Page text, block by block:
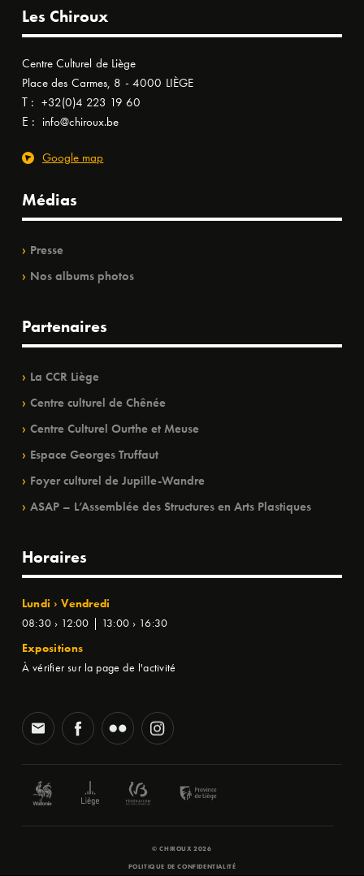
Les Chiroux
Centre Culturel de Liège
Place des Carmes, 8 - 4000 LIÈGE
T : +32(0)4 223 19 60
E : info@chiroux.be
Google map
Médias
Presse
Nos albums photos
Partenaires
La CCR Liège
Centre culturel de Chênée
Centre Culturel Ourthe et Meuse
Espace Georges Truffaut
Foyer culturel de Jupille-Wandre
ASAP – L’Assemblée des Structures en Arts Plastiques
Horaires
Lundi › Vendredi
08:30 › 12:00 | 13:00 › 16:30
Expositions
À vérifier sur la page de l'activité
© CHIROUX 2026
POLITIQUE DE CONFIDENTIALITÉ